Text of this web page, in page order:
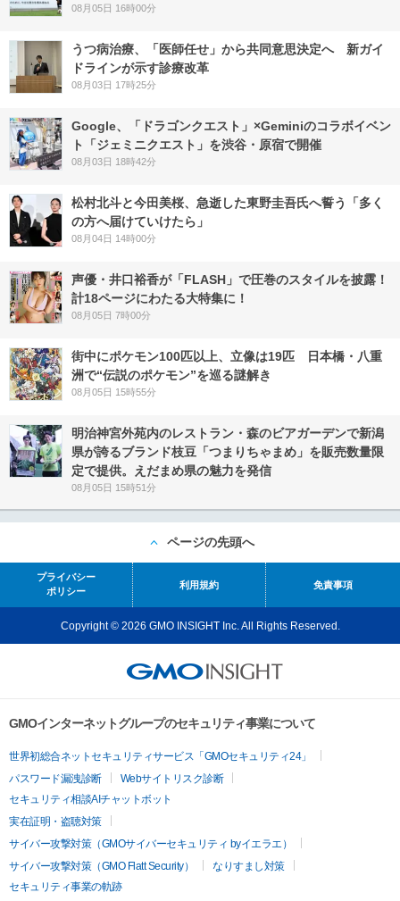
08月05日 16時00分
うつ病治療、「医師任せ」から共同意思決定へ 新ガイ
ドラインが示す診療改革
08月03日 17時25分
Google、「ドラゴンクエスト」×Geminiのコラボイベン
ト「ジェミニクエスト」を渋谷・原宿で開催
08月03日 18時42分
松村北斗と今田美桜、急逝した東野圭吾氏へ誓う「多く
の方へ届けていけたら」
08月04日 14時00分
声優・井口裕香が「FLASH」で圧巻のスタイルを披露！
計18ページにわたる大特集に！
08月05日 7時00分
街中にポケモン100匹以上、立像は19匹 日本橋・八重
洲で“伝説のポケモン”を巡る謎解き
08月05日 15時55分
明治神宮外苑内のレストラン・森のビアガーデンで新潟
県が誇るブランド枝豆「つまりちゃまめ」を販売数量限
定で提供。えだまめ県の魅力を発信
08月05日 15時51分
ページの先頭へ
プライバシー
ポリシー
利用規約 免責事項
Copyright © 2026 GMO INSIGHT Inc. All Rights Reserved.
GMOインターネットグループのセキュリティ事業について
世界初総合ネットセキュリティサービス「GMOセキュリティ24」
パスワード漏洩診断
Webサイトリスク診断
セキュリティ相談AIチャットボット
実在証明・盗聴対策
サイバー攻撃対策（GMOサイバーセキュリティ byイエラエ）
サイバー攻撃対策（GMO Flatt Security）
なりすまし対策
セキュリティ事業の軌跡